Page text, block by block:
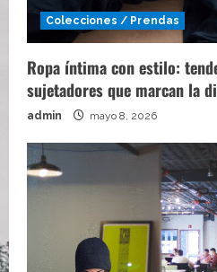
Colecciones / Prendas
Ropa íntima con estilo:
sujetadores que marcan la
admin mayo 8, 2026